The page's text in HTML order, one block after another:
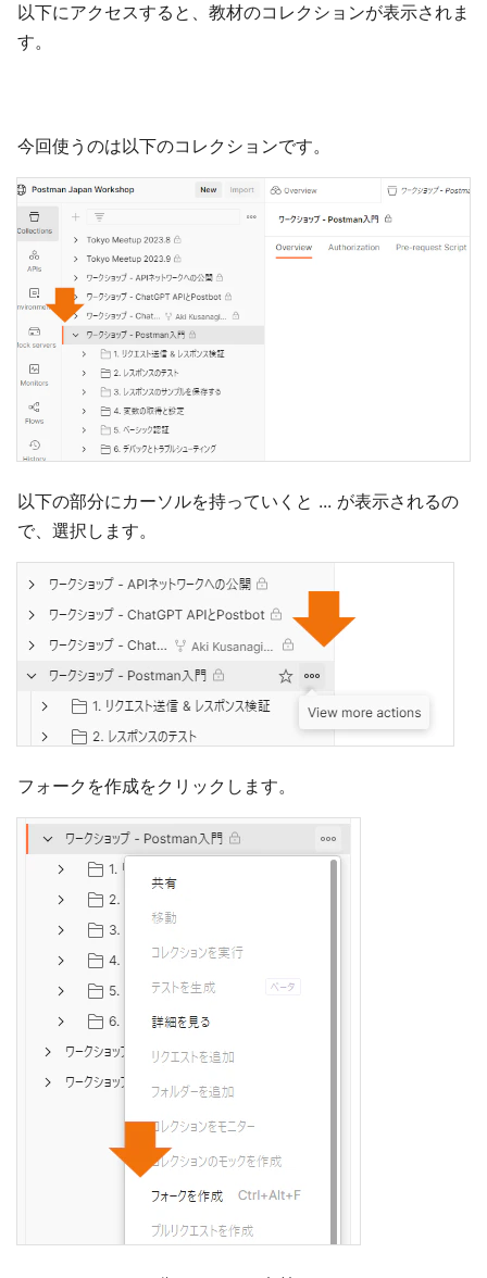
以下にアクセスすると、教材のコレクションが表示されま
す。
今回使うのは以下のコレクションです。
以下の部分にカーソルを持っていくと ... が表示されるの
で、選択します。
フォークを作成をクリックします。